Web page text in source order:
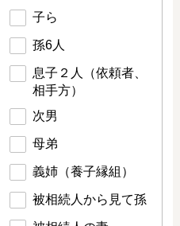
子ら
孫6人
息子２人（依頼者、
相手方）
次男
母弟
義姉（養子縁組）
被相続人から見て孫